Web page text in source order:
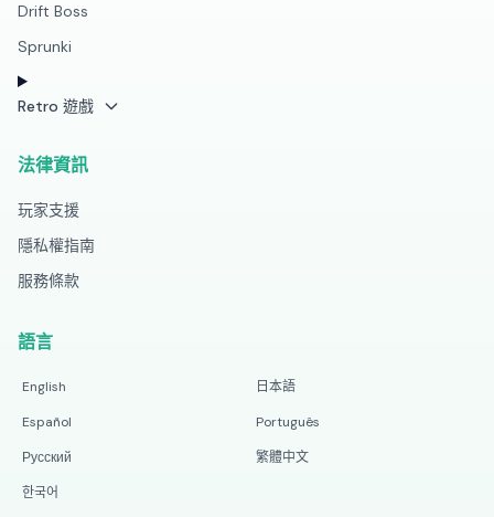
Drift Boss
Sprunki
Retro 遊戲
法律資訊
玩家支援
隱私權指南
服務條款
語言
English
日本語
Español
Português
Русский
繁體中文
한국어